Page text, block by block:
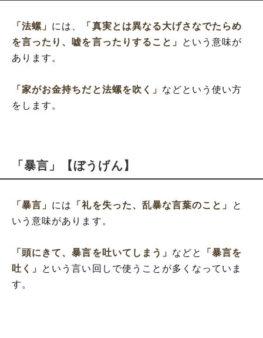
「法螺」 には、
「真実とは異なる大げさなでたらめ
を言ったり、嘘を言ったりすること」
という意味が
あります。
「家がお金持ちだと法螺を吹く」 などという使い方
をします。
「暴言」【ぼうげん】
「暴言」 には 「礼を失った、乱暴な言葉のこと」
と
いう意味があります。
「頭にきて、暴言を吐いてしまう」 などと
「暴言を
吐く」
という言い回しで使うことが多くなっていま
す。